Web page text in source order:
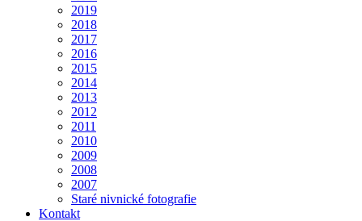
2019
2018
2017
2016
2015
2014
2013
2012
2011
2010
2009
2008
2007
Staré nivnické fotografie
Kontakt